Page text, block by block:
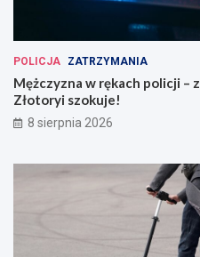
POLICJA ZATRZYMANIA
Mężczyzna w rękach policji –
Złotoryi szokuje!
8 sierpnia 2026